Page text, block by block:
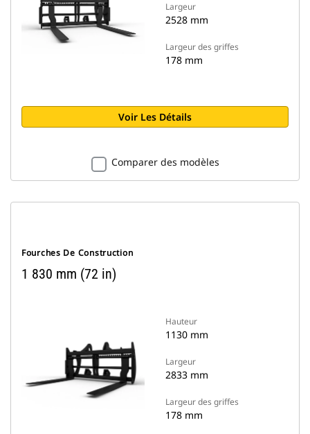
Largeur
2528 mm
Largeur des griffes
178 mm
Voir Les Détails
Comparer des modèles
Fourches De Construction
1 830 mm (72 in)
Hauteur
1130 mm
Largeur
2833 mm
Largeur des griffes
178 mm